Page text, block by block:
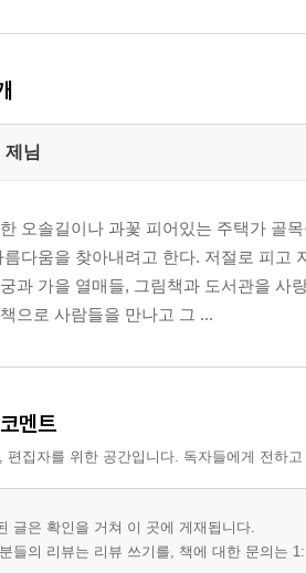
에서 함께 노는 검피 아저씨
개발을 위한 그림책
육은 엄마와의 소통과 산책으로 완성된다
이꽃을 만나러 가요
은 나뭇잎 모으는 날
는 날 찰박찰박 걸어요
은 열매 모으는 날
위한 그림책
은 엄마 자신의 위안과 행복 속에 성장
꾸만 그 그림책이 어른거린다고요
는 아이들에게 어떤 다정 씨가 되어 있을
제님
오솔길이나 과꽃 피어있는 주택가 골
름다움을 찾아내려고 한다. 저절로 피고
과 가을 열매들, 그림책과 도서관을 사
으로 사람들을 만나고 그 ...
멘트
편집자를 위한 공간입니다. 독자들에게 전하
글은 확인을 거쳐 이 곳에 게재됩니다.
들의 리뷰는 리뷰 쓰기를, 책에 대한 문의는